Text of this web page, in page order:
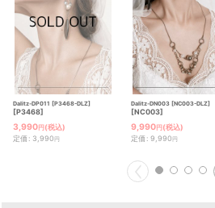
Dalitz-DP011 [P3468-DLZ]
[P3468]
3,990円 (税込)
定価 : 3,990円
Dalitz-DN003 [NC003-DLZ]
[NC003]
9,990円 (税込)
定価 : 9,990円